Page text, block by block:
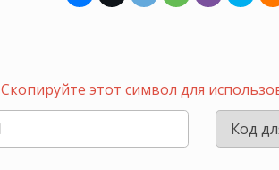
Скопируйте этот символ для
Код